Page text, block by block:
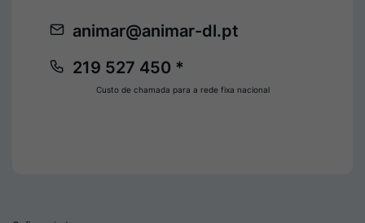
219 527 450 *
animar@animar-dl.pt
Custo de chamada para a rede fixa nacional